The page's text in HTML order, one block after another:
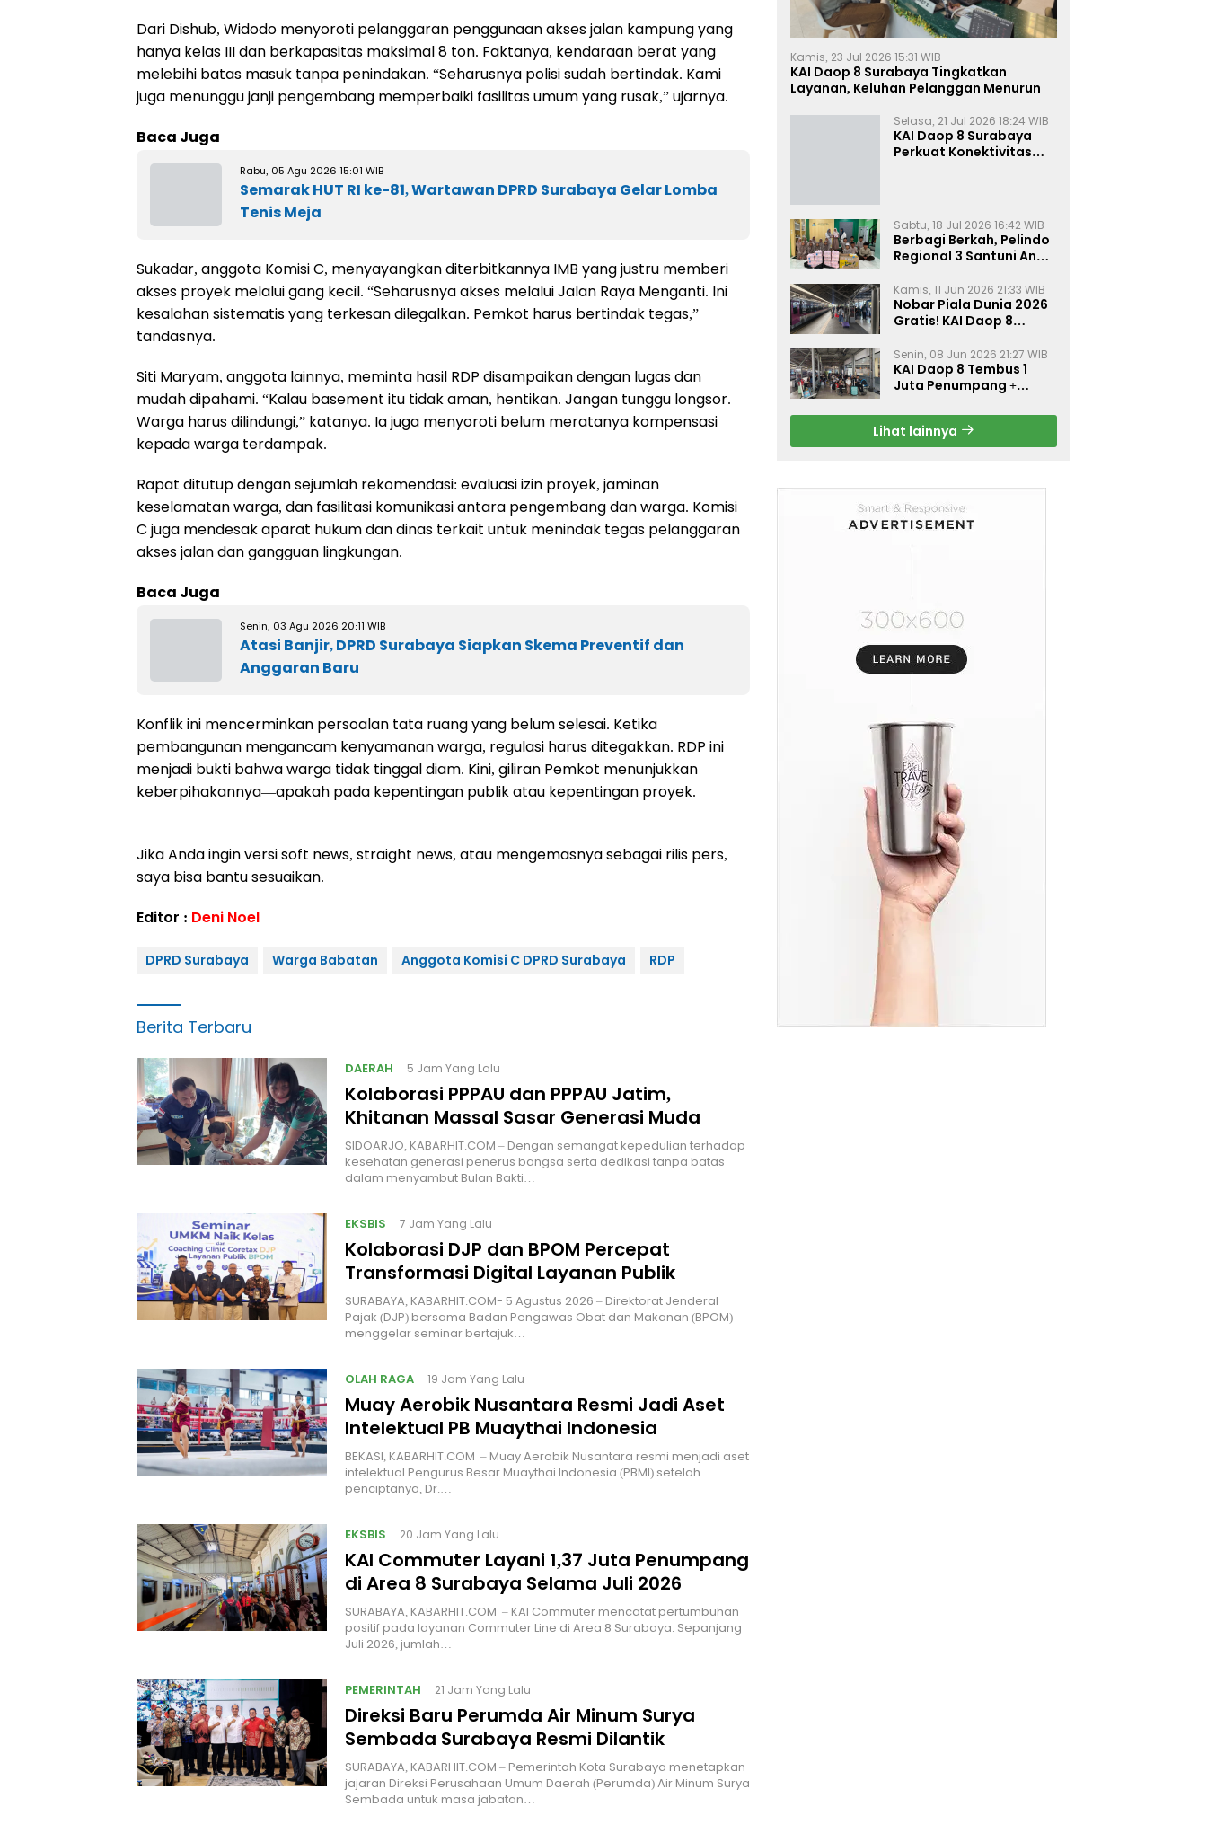
Dari Dishub, Widodo menyoroti pelanggaran penggunaan akses jalan kampung yang
hanya kelas III dan berkapasitas maksimal 8 ton. Faktanya, kendaraan berat yang
melebihi batas masuk tanpa penindakan. “Seharusnya polisi sudah bertindak. Kami
juga menunggu janji pengembang memperbaiki fasilitas umum yang rusak,” ujarnya.
Baca Juga
Rabu, 05 Agu 2026 15:01 WIB
Semarak HUT RI ke-81, Wartawan DPRD Surabaya Gelar Lomba
Tenis Meja
Sukadar, anggota Komisi C, menyayangkan diterbitkannya IMB yang justru memberi
akses proyek melalui gang kecil. “Seharusnya akses melalui Jalan Raya Menganti. Ini
kesalahan sistematis yang terkesan dilegalkan. Pemkot harus bertindak tegas,”
tandasnya.
Siti Maryam, anggota lainnya, meminta hasil RDP disampaikan dengan lugas dan
mudah dipahami. “Kalau basement itu tidak aman, hentikan. Jangan tunggu longsor.
Warga harus dilindungi,” katanya. Ia juga menyoroti belum meratanya kompensasi
kepada warga terdampak.
Rapat ditutup dengan sejumlah rekomendasi: evaluasi izin proyek, jaminan
keselamatan warga, dan fasilitasi komunikasi antara pengembang dan warga. Komisi
C juga mendesak aparat hukum dan dinas terkait untuk menindak tegas pelanggaran
akses jalan dan gangguan lingkungan.
Baca Juga
Senin, 03 Agu 2026 20:11 WIB
Atasi Banjir, DPRD Surabaya Siapkan Skema Preventif dan
Anggaran Baru
Konflik ini mencerminkan persoalan tata ruang yang belum selesai. Ketika
pembangunan mengancam kenyamanan warga, regulasi harus ditegakkan. RDP ini
menjadi bukti bahwa warga tidak tinggal diam. Kini, giliran Pemkot menunjukkan
keberpihakannya—apakah pada kepentingan publik atau kepentingan proyek.
Jika Anda ingin versi soft news, straight news, atau mengemasnya sebagai rilis pers,
saya bisa bantu sesuaikan.
Editor : Deni Noel
DPRD Surabaya Warga Babatan Anggota Komisi C DPRD Surabaya RDP
Berita Terbaru
DAERAH 5 Jam Yang Lalu
Kolaborasi PPPAU dan PPPAU Jatim,
Khitanan Massal Sasar Generasi Muda
SIDOARJO, KABARHIT.COM – Dengan semangat kepedulian terhadap
kesehatan generasi penerus bangsa serta dedikasi tanpa batas
dalam menyambut Bulan Bakti…
EKSBIS 7 Jam Yang Lalu
Kolaborasi DJP dan BPOM Percepat
Transformasi Digital Layanan Publik
SURABAYA, KABARHIT.COM- 5 Agustus 2026 – Direktorat Jenderal
Pajak (DJP) bersama Badan Pengawas Obat dan Makanan (BPOM)
menggelar seminar bertajuk…
OLAH RAGA 19 Jam Yang Lalu
Muay Aerobik Nusantara Resmi Jadi Aset
Intelektual PB Muaythai Indonesia
BEKASI, KABARHIT.COM – Muay Aerobik Nusantara resmi menjadi aset
intelektual Pengurus Besar Muaythai Indonesia (PBMI) setelah
penciptanya, Dr.…
EKSBIS 20 Jam Yang Lalu
KAI Commuter Layani 1,37 Juta Penumpang
di Area 8 Surabaya Selama Juli 2026
SURABAYA, KABARHIT.COM – KAI Commuter mencatat pertumbuhan
positif pada layanan Commuter Line di Area 8 Surabaya. Sepanjang
Juli 2026, jumlah…
PEMERINTAH 21 Jam Yang Lalu
Direksi Baru Perumda Air Minum Surya
Sembada Surabaya Resmi Dilantik
SURABAYA, KABARHIT.COM – Pemerintah Kota Surabaya menetapkan
jajaran Direksi Perusahaan Umum Daerah (Perumda) Air Minum Surya
Sembada untuk masa jabatan…
Kamis, 23 Jul 2026 15:31 WIB
KAI Daop 8 Surabaya Tingkatkan
Layanan, Keluhan Pelanggan Menurun
Selasa, 21 Jul 2026 18:24 WIB
KAI Daop 8 Surabaya
Perkuat Konektivitas
Sabtu, 18 Jul 2026 16:42 WIB
Berbagi Berkah, Pelindo
Regional 3 Santuni Anak
Kamis, 11 Jun 2026 21:33 WIB
Nobar Piala Dunia 2026
Gratis! KAI Daop 8
Besar di 5 Stasiun Ini
Senin, 08 Jun 2026 21:27 WIB
KAI Daop 8 Tembus 1
Juta Penumpang +
Sekolah
Lihat lainnya